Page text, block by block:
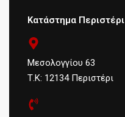
Κατάστημα Περιστέρι
Μεσολογγίου 63
Τ.Κ: 12134 Περιστέρι